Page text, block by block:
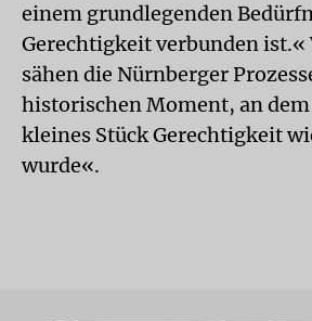
einem grundlegenden
Gerechtigkeit verbunden ist.«
sähen die Nürnberger
historischen Moment, an
kleines Stück Gerechtigkeit
wurde«.